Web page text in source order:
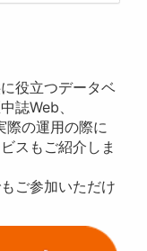
役立つデータベ
誌Web、
際の運用の際に
スもご紹介しま
ご参加いただけ